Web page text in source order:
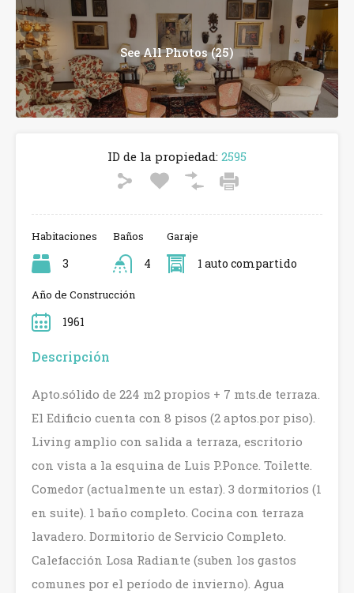
See All Photos (25)
ID de la propiedad: 2595
Habitaciones
3
Baños
4
Garaje
1 auto compartido
Año de Construcción
1961
Descripción
Apto.sólido de 224 m2 propios + 7 mts.de terraza.
El Edificio cuenta con 8 pisos (2 aptos.por piso).
Living amplio con salida a terraza, escritorio
con vista a la esquina de Luis P.Ponce. Toilette.
Comedor (actualmente un estar). 3 dormitorios (1
en suite). 1 baño completo. Cocina con terraza
lavadero. Dormitorio de Servicio Completo.
Calefacción Losa Radiante (suben los gastos
comunes por el período de invierno). Agua